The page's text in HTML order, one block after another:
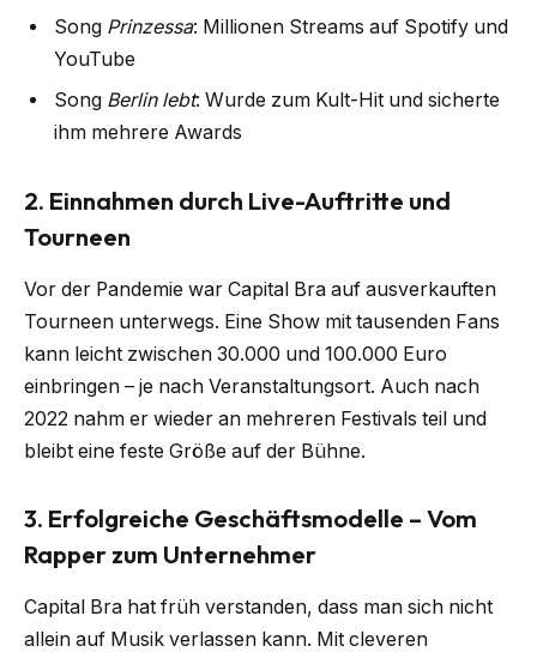
Song Prinzessa: Millionen Streams auf Spotify und
YouTube
Song Berlin lebt: Wurde zum Kult-Hit und sicherte
ihm mehrere Awards
2. Einnahmen durch Live-Auftritte und
Tourneen
Vor der Pandemie war Capital Bra auf ausverkauften
Tourneen unterwegs. Eine Show mit tausenden Fans
kann leicht zwischen 30.000 und 100.000 Euro
einbringen – je nach Veranstaltungsort. Auch nach
2022 nahm er wieder an mehreren Festivals teil und
bleibt eine feste Größe auf der Bühne.
3. Erfolgreiche Geschäftsmodelle – Vom
Rapper zum Unternehmer
Capital Bra hat früh verstanden, dass man sich nicht
allein auf Musik verlassen kann. Mit cleveren